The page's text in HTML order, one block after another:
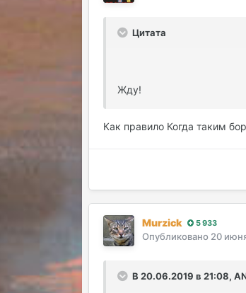
Цитата
Жду!
Как правило Когда таким
Murzick 5 933
Опубликовано 20
В 20.06.2019 в 21:08,